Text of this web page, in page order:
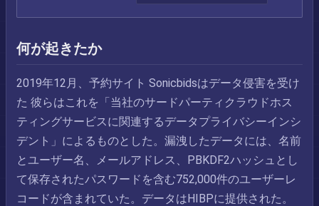
何が起きたか
2019年12月、予約サイト Sonicbidsはデータ侵害を受け
た 彼らはこれを「当社のサードパーティクラウドホス
ティングサービスに関連するデータプライバシーインシ
デント」によるものとした。漏洩したデータには、名前
とユーザー名、メールアドレス、PBKDF2ハッシュとし
て保存されたパスワードを含む752,000件のユーザーレ
コードが含まれていた。データはHIBPに提供された。